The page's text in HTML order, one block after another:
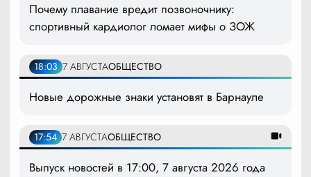
Почему плавание вредит позвоночнику:
спортивный кардиолог ломает мифы о ЗОЖ
18:03 7 АВГУСТАОБЩЕСТВО
Новые дорожные знаки установят в Барнауле
17:54 7 АВГУСТАОБЩЕСТВО
Выпуск новостей в 17:00, 7 августа 2026 года